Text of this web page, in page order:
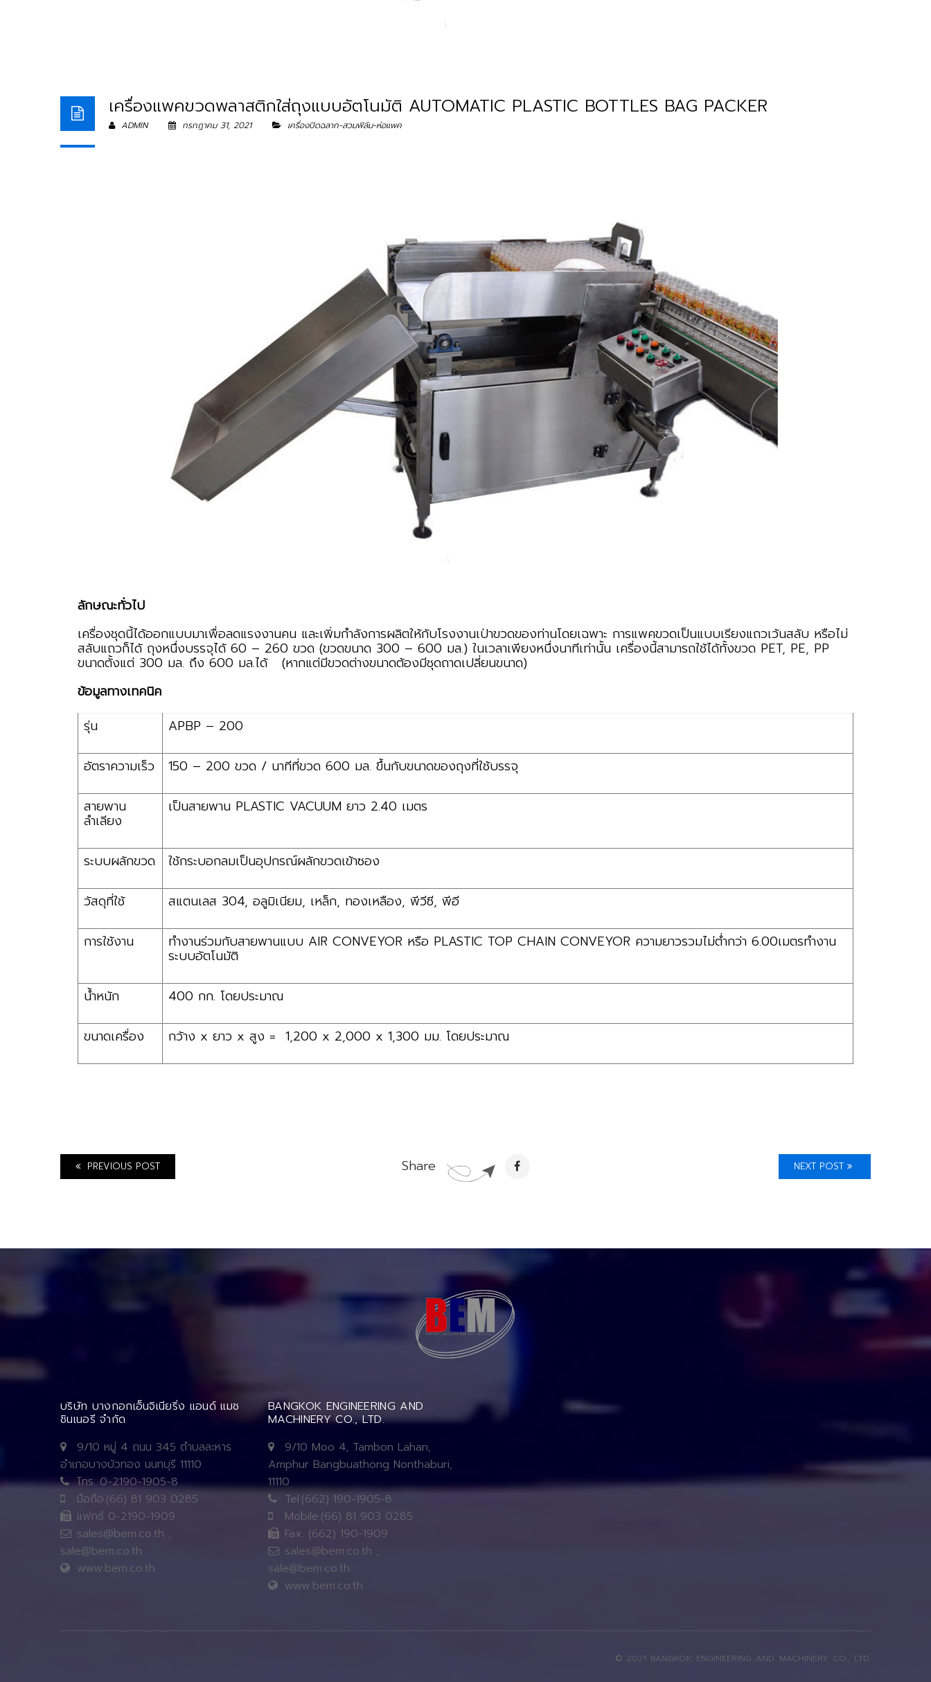
เครื่องแพคขวดพลาสติกใส่ถุงแบบอัตโนมัติ AUTOMATIC PLASTIC BOTTLES BAG PACKER
ADMIN กรกฎาคม 31, 2021 เครื่องปิดฉลาก-สวมฟิล์ม-ห่อแพค
ลักษณะทั่วไป
เครื่องชุดนี้ได้ออกแบบมาเพื่อลดแรงงานคน และเพิ่มกำลังการผลิตให้กับโรงงานเป่าขวดของท่านโดยเฉพาะ การแพคขวดเป็นแบบเรียงแถวเว้นสลับ หรือไม่
สลับแถวก็ได้ ถุงหนึ่งบรรจุได้ 60 – 260 ขวด (ขวดขนาด 300 – 600 มล.) ในเวลาเพียงหนึ่งนาทีเท่านั้น เครื่องนี้สามารถใช้ได้ทั้งขวด PET, PE, PP
ขนาดตั้งแต่ 300 มล. ถึง 600 มล.ได้ (หากแต่มีขวดต่างขนาดต้องมีชุดถาดเปลี่ยนขนาด)
ข้อมูลทางเทคนิค
รุ่น
APBP – 200
อัตราความเร็ว 150 – 200 ขวด / นาทีที่ขวด 600 มล. ขึ้นกับขนาดของถุงที่ใช้บรรจุ
สายพาน
ลำเลียง
เป็นสายพาน PLASTIC VACUUM ยาว 2.40 เมตร
ระบบผลักขวด ใช้กระบอกลมเป็นอุปกรณ์ผลักขวดเข้าซอง
วัสดุที่ใช้ สแตนเลส 304, อลูมิเนียม, เหล็ก, ทองเหลือง, พีวีซี, พีอี
การใช้งาน ทำงานร่วมกับสายพานแบบ AIR CONVEYOR หรือ PLASTIC TOP CHAIN CONVEYOR ความยาวรวมไม่ต่ำกว่า 6.00เมตรทำงาน
ระบบอัตโนมัติ
น้ำหนัก 400 กก. โดยประมาณ
ขนาดเครื่อง กว้าง x ยาว x สูง = 1,200 x 2,000 x 1,300 มม. โดยประมาณ
Share
PREVIOUS POST NEXT POST
บริษัท บางกอกเอ็นจิเนียริ่ง แอนด์ แมช
ชินเนอรี จำกัด
9/10 หมู่ 4 ถนน 345 ตำบลละหาร
อำเภอบางบัวทอง นนทบุรี 11110
โทร. 0-2190-1905-8
มือถือ.(66) 81 903 0285
แฟกซ์ 0-2190-1909
sales@bem.co.th ,
sale@bem.co.th
www.bem.co.th
BANGKOK ENGINEERING AND
MACHINERY CO., LTD.
9/10 Moo 4, Tambon Lahan,
Amphur Bangbuathong Nonthaburi,
11110
Tel.(662) 190-1905-8
Mobile.(66) 81 903 0285
Fax. (662) 190-1909
sales@bem.co.th ,
sale@bem.co.th
www.bem.co.th
© 2021 BANGKOK ENGINEERING AND MACHINERY CO., LTD.